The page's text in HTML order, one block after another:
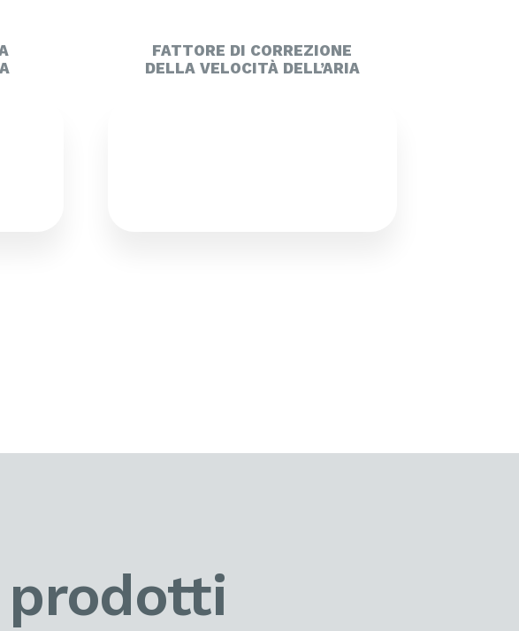
FATTORE DI CORREZIONE
DELLA VELOCITÀ DELL’ARIA
prodotti